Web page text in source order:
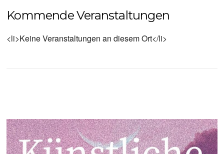
Kommende Veranstaltungen
<li>Keine Veranstaltungen an diesem Ort</li>